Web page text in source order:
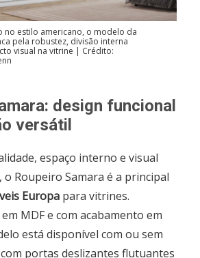
no estilo americano, o modelo da
pela robustez, divisão interna
visual na vitrine | Crédito:
design funcional
versátil
espaço interno e visual
Roupeiro Samara é a principal
Europa para vitrines.
MDF e com acabamento em
está disponível com ou sem
portas deslizantes flutuantes